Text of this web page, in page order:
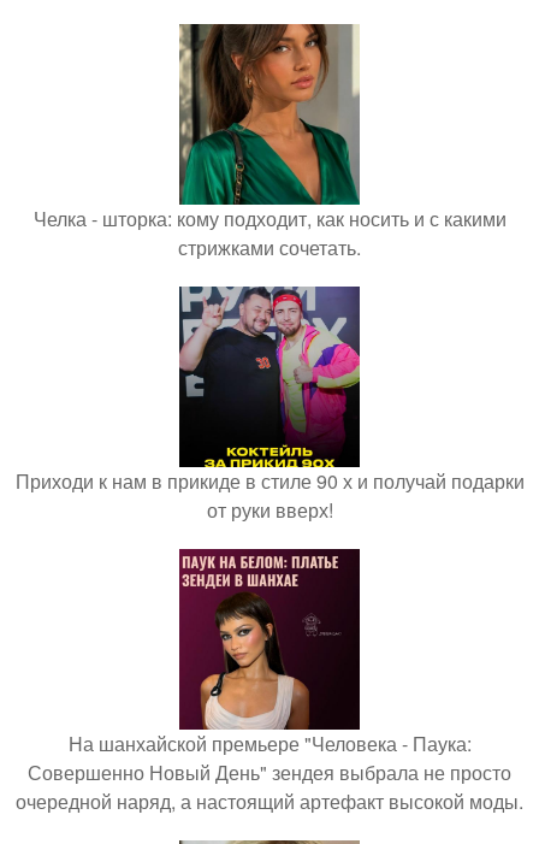
Челка - шторка: кому подходит, как носить и с какими
стрижками сочетать.
Приходи к нам в прикиде в стиле 90 х и получай подарки
от руки вверх!
На шанхайской премьере "Человека - Паука:
Совершенно Новый День" зендея выбрала не просто
очередной наряд, а настоящий артефакт высокой моды.